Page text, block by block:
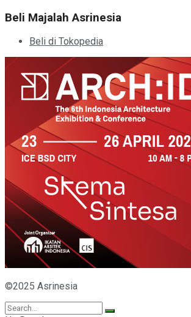
Beli Majalah Asrinesia
Beli di Tokopedia
©2025 Asrinesia